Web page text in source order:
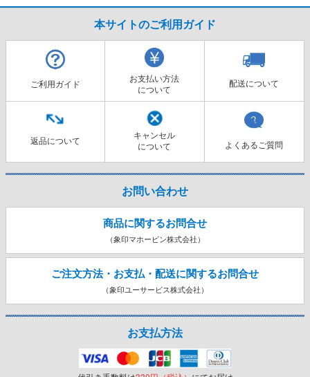
本サイトのご利用ガイド
ご利用ガイド
お支払い方法
について
配送について
返品について
キャンセル
について
よくあるご質問
お問い合わせ
商品に関するお問合せ
（象印マホービン株式会社）
ご注文方法・お支払・配送に関するお問合せ
（象印ユーサービス株式会社）
お支払方法